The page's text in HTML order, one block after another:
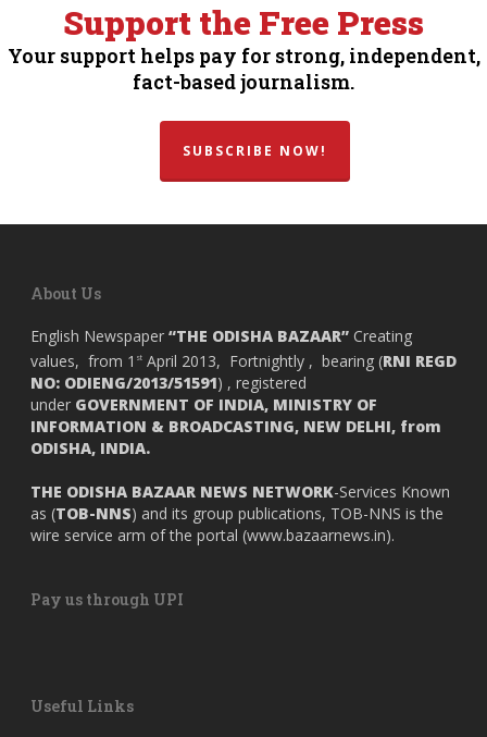
Support the Free Press
Your support helps pay for strong, independent,
fact-based journalism.
SUBSCRIBE NOW!
About Us
English Newspaper “THE ODISHA BAZAAR” Creating
values, from 1 st April 2013, Fortnightly , bearing (RNI REGD
NO: ODIENG/2013/51591) , registered
under GOVERNMENT OF INDIA, MINISTRY OF
INFORMATION & BROADCASTING, NEW DELHI, from
ODISHA, INDIA.
THE ODISHA BAZAAR NEWS NETWORK-Services Known
as (TOB-NNS) and its group publications, TOB-NNS is the
wire service arm of the portal (www.bazaarnews.in).
Pay us through UPI
Useful Links